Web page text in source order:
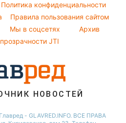
Политика конфиденциальности
Правила пользования сайтом
Мы в соцсетях
Архив
JTI
НОВОСТЕЙ
- GLAVRED.INFO. ВСЕ ПРАВА